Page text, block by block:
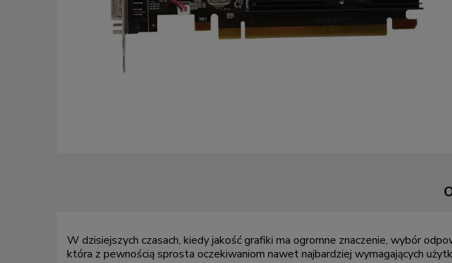
W dzisiejszych czasach, kiedy jakość grafiki ma ogromne znaczenie, wybór
która z pewnością sprosta oczekiwaniom nawet najbardziej wymagających